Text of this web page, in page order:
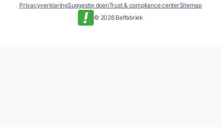
© 2026 Belfabriek
PrivacyverklaringSuggestie doenTrust & compliance centerSitemap